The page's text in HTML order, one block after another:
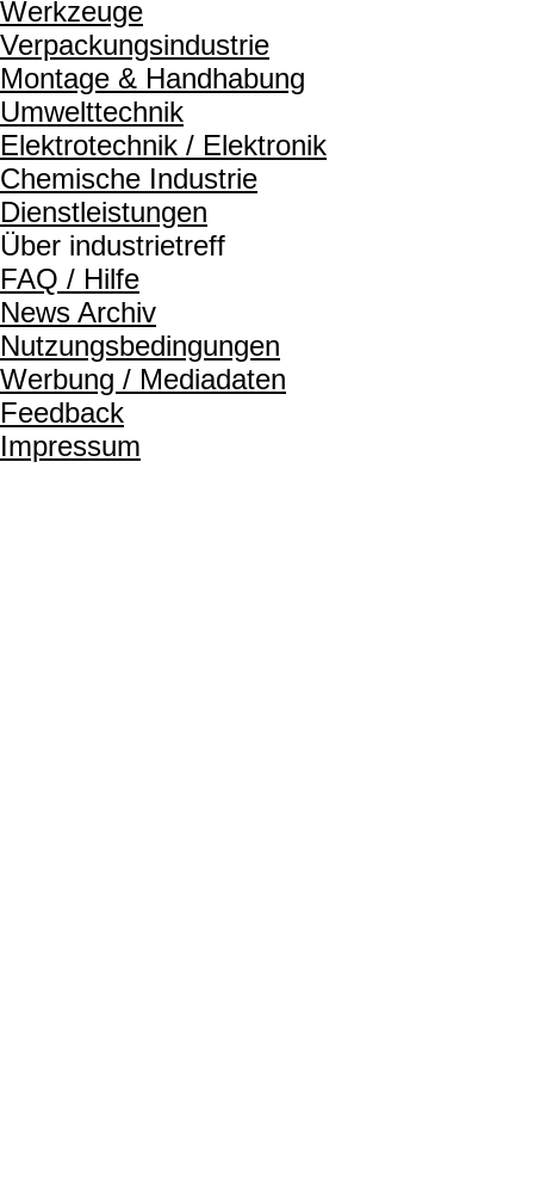
Werkzeuge
Verpackungsindustrie
Montage & Handhabung
Umwelttechnik
Elektrotechnik / Elektronik
Chemische Industrie
Dienstleistungen
Über industrietreff
FAQ / Hilfe
News Archiv
Nutzungsbedingungen
Werbung / Mediadaten
Feedback
Impressum